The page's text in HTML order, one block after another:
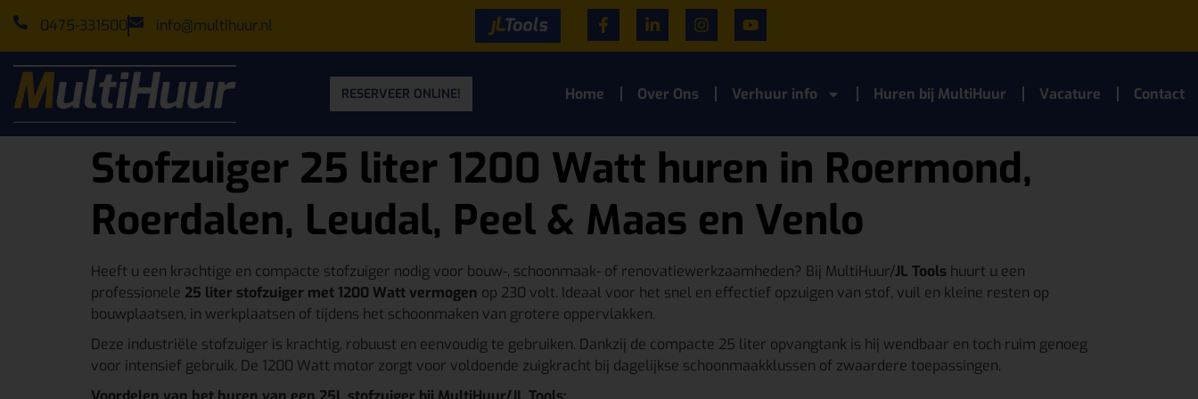
0475-331500 info@multihuur.nl
RESERVEER ONLINE! Home Over Ons Verhuur info Huren bij MultiHuur Vacature Contact
Stofzuiger 25 liter 1200 Watt huren in Roermond,
Roerdalen, Leudal, Peel & Maas en Venlo
Heeft u een krachtige en compacte stofzuiger nodig voor bouw-, schoonmaak- of renovatiewerkzaamheden? Bij MultiHuur/JL Tools huurt u een
professionele 25 liter stofzuiger met 1200 Watt vermogen op 230 volt. Ideaal voor het snel en effectief opzuigen van stof, vuil en kleine resten op
bouwplaatsen, in werkplaatsen of tijdens het schoonmaken van grotere oppervlakken.
Deze industriële stofzuiger is krachtig, robuust en eenvoudig te gebruiken. Dankzij de compacte 25 liter opvangtank is hij wendbaar en toch ruim genoeg
voor intensief gebruik. De 1200 Watt motor zorgt voor voldoende zuigkracht bij dagelijkse schoonmaakklussen of zwaardere toepassingen.